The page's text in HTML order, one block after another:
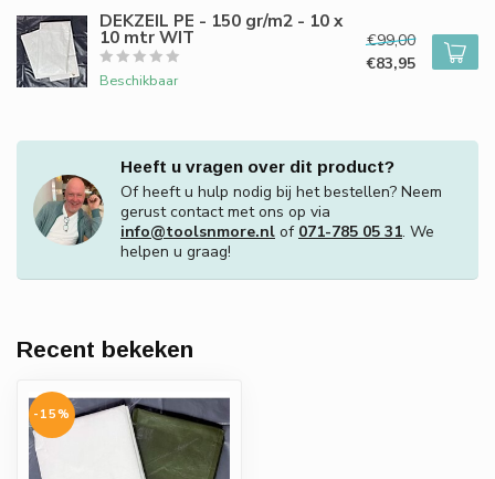
DEKZEIL PE - 150 gr/m2 - 10 x
10 mtr WIT
Beschikbaar
€99,00
€83,95
Heeft u vragen over dit product?
Of heeft u hulp nodig bij het bestellen? Neem
gerust contact met ons op via
info@toolsnmore.nl of 071-785 05 31. We
helpen u graag!
Recent bekeken
-15%